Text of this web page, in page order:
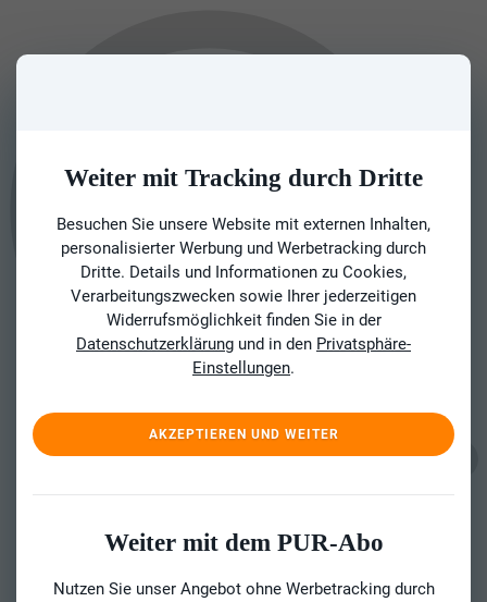
Weiter mit Tracking durch Dritte
Besuchen Sie unsere Website mit externen Inhalten,
personalisierter Werbung und Werbetracking durch
Dritte. Details und Informationen zu Cookies,
Verarbeitungszwecken sowie Ihrer jederzeitigen
Widerrufsmöglichkeit finden Sie in der
Datenschutzerklärung und in den Privatsphäre-
Einstellungen.
AKZEPTIEREN UND WEITER
Weiter mit dem PUR-Abo
Nutzen Sie unser Angebot ohne Werbetracking durch